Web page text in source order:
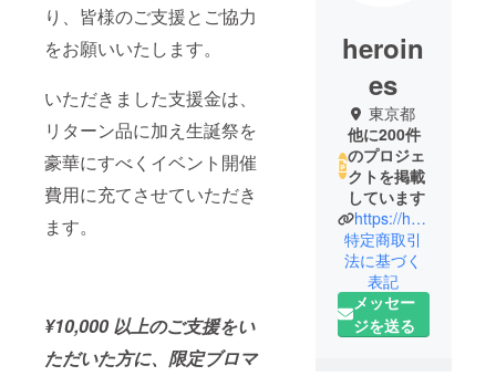
り、皆様のご支援とご協力
をお願いいたします。
いただきました支援金は、
リターン品に加え生誕祭を
豪華にすべくイベント開催
費用に充てさせていただき
ます。
¥10,000 以上のご支援をい
ただいた方に、限定ブロマ
heroin
es
東京都
他に200件
のプロジェ
クトを掲載
しています
https://heroines.jp/#/
特定商取引
法に基づく
表記
メッセー
ジを送る